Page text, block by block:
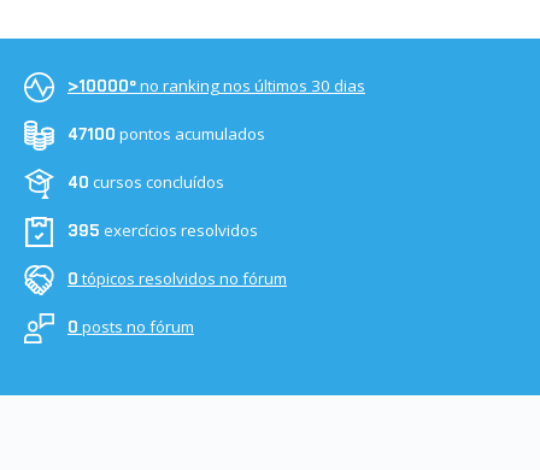
>10000ºno ranking nos últimos 30 dias
47100 pontos acumulados
40 cursos concluídos
395 exercícios resolvidos
0 tópicos resolvidos no fórum
0 posts no fórum